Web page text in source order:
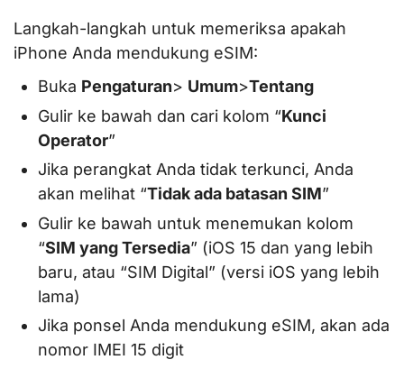
Langkah-langkah untuk memeriksa apakah
iPhone Anda mendukung eSIM:
Buka Pengaturan> Umum>Tentang
Gulir ke bawah dan cari kolom “Kunci
Operator”
Jika perangkat Anda tidak terkunci, Anda
akan melihat “Tidak ada batasan SIM”
Gulir ke bawah untuk menemukan kolom
“SIM yang Tersedia” (iOS 15 dan yang lebih
baru, atau “SIM Digital” (versi iOS yang lebih
lama)
Jika ponsel Anda mendukung eSIM, akan ada
nomor IMEI 15 digit